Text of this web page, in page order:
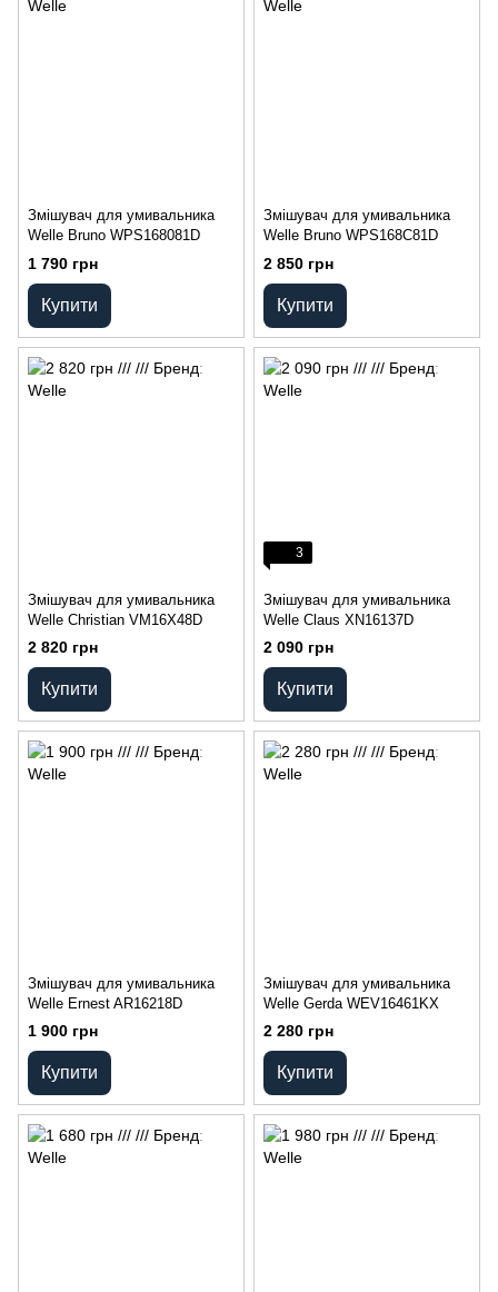
Змішувач для умивальника
Welle Bruno WPS168081D
1 790 грн
Купити
Змішувач для умивальника
Welle Bruno WPS168C81D
2 850 грн
Купити
Змішувач для умивальника
Welle Christian VM16X48D
2 820 грн
Купити
3
Змішувач для умивальника
Welle Claus XN16137D
2 090 грн
Купити
Змішувач для умивальника
Welle Ernest AR16218D
1 900 грн
Купити
Змішувач для умивальника
Welle Gerda WEV16461KX
2 280 грн
Купити